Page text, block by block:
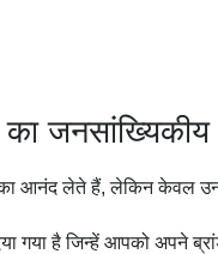
जनसांख्यिकीय
का आनंद लेते हैं, लेकिन केवल
गया है जिन्हें आपको अपने